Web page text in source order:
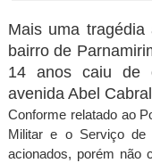
Mais uma tragédia
bairro de
14 anos caiu de
avenida Abel
Conforme relatado ao
Militar e o Serviço de
acionados, porém não